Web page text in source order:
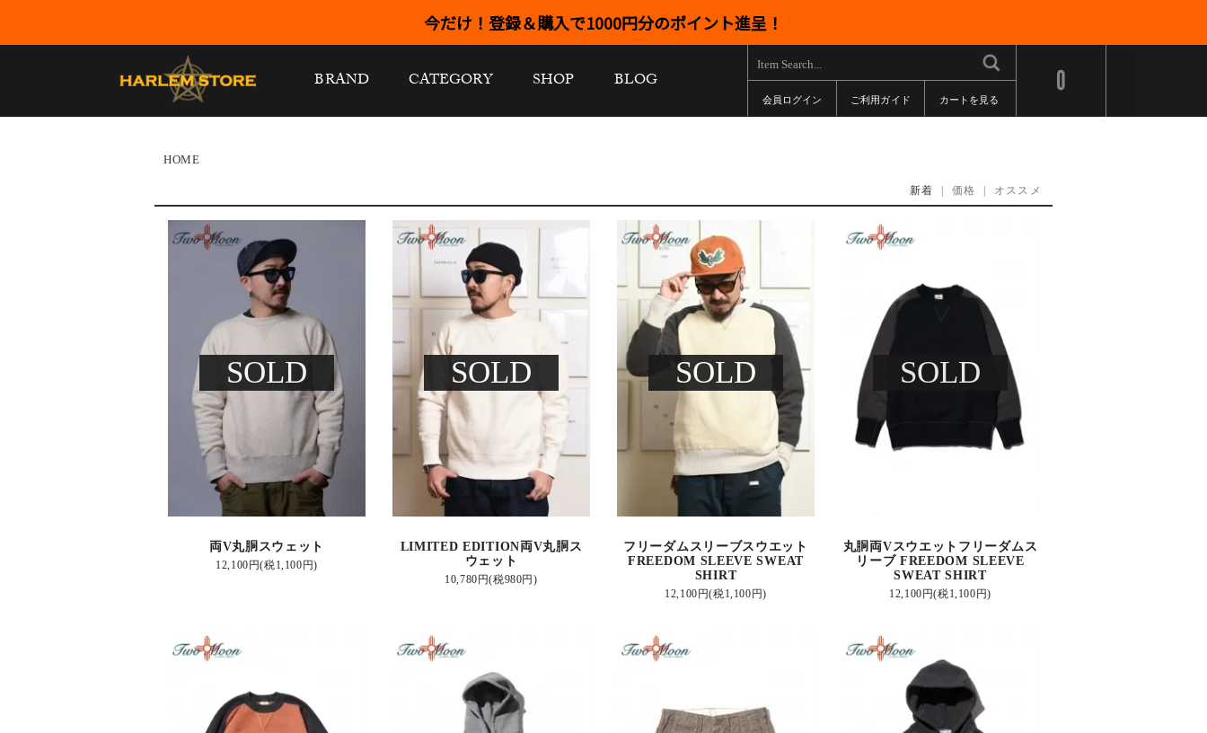
今だけ！登録＆購入で1000円分のポイント進呈！
BRAND CATEGORY SHOP BLOG 0
会員ログイン ご利用ガイド カートを見る
HOME
新着 価格 オススメ
SOLD
両V丸胴スウェット
12,100円(税1,100円)
SOLD
LIMITED EDITION両V丸胴ス
ウェット
10,780円(税980円)
SOLD
フリーダムスリーブスウエット
FREEDOM SLEEVE SWEAT
SHIRT
12,100円(税1,100円)
SOLD
丸胴両Vスウエットフリーダムス
リーブ FREEDOM SLEEVE
SWEAT SHIRT
12,100円(税1,100円)